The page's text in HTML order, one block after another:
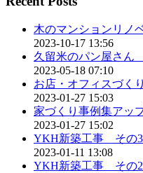
木のマンションリノ
2023-10-17 13:56
久留米のパン屋さん
2023-05-18 07:10
お店・オフィスづく
2023-01-27 15:03
家づくり事例集アッ
2023-01-27 15:02
YKH新築工事 その3
2023-01-11 13:08
YKH新築工事 その2